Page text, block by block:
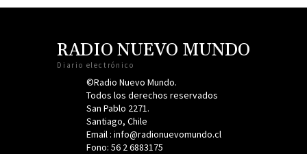
RADIO NUEVO MUNDO
Diario electrónico
©Radio Nuevo Mundo.
Todos los derechos reservados
San Pablo 2271.
Santiago, Chile
Email : info@radionuevomundo.cl
Fono: 56 2 6883175